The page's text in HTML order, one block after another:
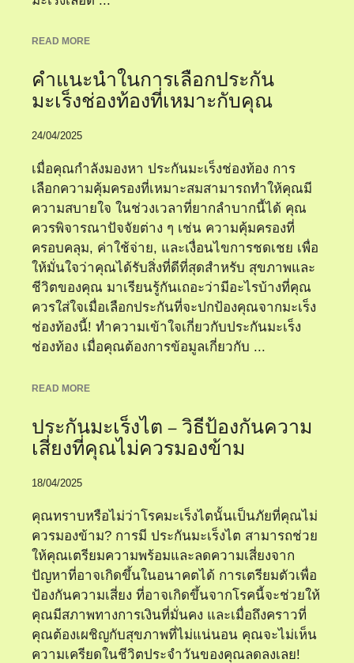
READ MORE
คำแนะนำในการเลือกประกัน
มะเร็งช่องท้องที่เหมาะกับคุณ
24/04/2025
เมื่อคุณกำลังมองหา ประกันมะเร็งช่องท้อง การ
เลือกความคุ้มครองที่เหมาะสมสามารถทำให้คุณมี
ความสบายใจ ในช่วงเวลาที่ยากลำบากนี้ได้ คุณ
ควรพิจารณาปัจจัยต่าง ๆ เช่น ความคุ้มครองที่
ครอบคลุม, ค่าใช้จ่าย, และเงื่อนไขการชดเชย เพื่อ
ให้มั่นใจว่าคุณได้รับสิ่งที่ดีที่สุดสำหรับ สุขภาพและ
ชีวิตของคุณ มาเรียนรู้กันเถอะว่ามีอะไรบ้างที่คุณ
ควรใส่ใจเมื่อเลือกประกันที่จะปกป้องคุณจากมะเร็ง
ช่องท้องนี้! ทำความเข้าใจเกี่ยวกับประกันมะเร็ง
ช่องท้อง เมื่อคุณต้องการข้อมูลเกี่ยวกับ ...
READ MORE
ประกันมะเร็งไต – วิธีป้องกันความ
เสี่ยงที่คุณไม่ควรมองข้าม
18/04/2025
คุณทราบหรือไม่ว่าโรคมะเร็งไตนั้นเป็นภัยที่คุณไม่
ควรมองข้าม? การมี ประกันมะเร็งไต สามารถช่วย
ให้คุณเตรียมความพร้อมและลดความเสี่ยงจาก
ปัญหาที่อาจเกิดขึ้นในอนาคตได้ การเตรียมตัวเพื่อ
ป้องกันความเสี่ยง ที่อาจเกิดขึ้นจากโรคนี้จะช่วยให้
คุณมีสภาพทางการเงินที่มั่นคง และเมื่อถึงคราวที่
คุณต้องเผชิญกับสุขภาพที่ไม่แน่นอน คุณจะไม่เห็น
ความเครียดในชีวิตประจำวันของคุณลดลงเลย!